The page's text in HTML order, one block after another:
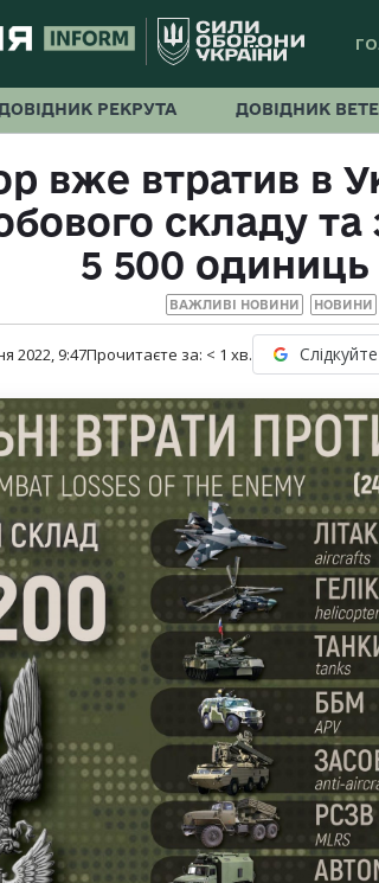
РЕКРУТА ДОВІДНИК
вже втратив в
складу
5 500
ВАЖЛИВІ НОВИНИ НОВИНИ
2022, 9:47Прочитаєте за: < 1 хв.